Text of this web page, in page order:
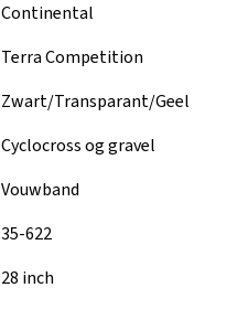
Continental
Terra Competition
Zwart/Transparant/Geel
Cyclocross og gravel
Vouwband
35-622
28 inch